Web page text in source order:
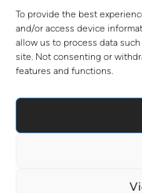
To provide the best
and/or access device
allow us to process data
site. Not consenting or
features and functions.
© 2026